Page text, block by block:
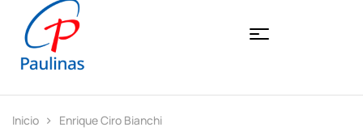
Inicio Enrique Ciro Bianchi